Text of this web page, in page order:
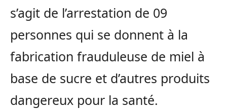
s’agit de l’arrestation de 09
personnes qui se donnent à la
fabrication frauduleuse de miel à
base de sucre et d’autres produits
dangereux pour la santé.